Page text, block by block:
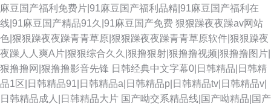
麻豆国产福利免费片|91麻豆国产福利品精|91麻豆国产福利在
线|91麻豆国产精品91久|91麻豆国产免费 狠狠躁夜夜躁av网站
色|狠狠躁夜夜躁青青草原|狠狠躁夜夜躁青青草原软件|狠狠躁夜
夜躁人人爽A片|狠狠综合久久|狠撸狠射|狠撸撸视频|狠撸撸图片|
狠撸撸网|狠撸撸影音先锋 日韩经典中文字幕0|日韩精品|日韩精
品1区|日韩精品91|日韩精品a|日韩精品p|日韩精品tv|日韩精品v|
日韩精品成人|日韩精品大片 国产呦交系精品线|国产呦精品|国产